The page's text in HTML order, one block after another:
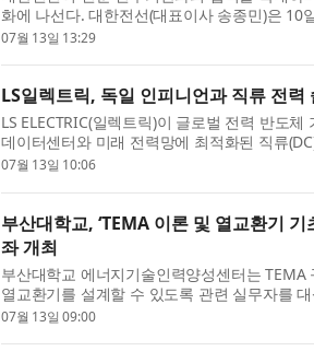
화에 나선다. 대한전선(대표이사 송종민)은 10
교 하이브리드 구조실험센터에서 해저케이블
07월 13일 13:29
LS일렉트릭, 독일 인피니언과 직류 전력
LS ELECTRIC(일렉트릭)이 글로벌 전력 반도
데이터센터와 미래 전력망에 최적화된 직류
벌 시장 공략에 속도를 낸다. LS일렉트릭은 지
07월 13일 10:06
부산대학교, ‘TEMA 이론 및 열교환기 기
좌 개최
부산대학교 에너지기술인력양성센터는 TEMA
열교환기를 설계할 수 있도록 관련 실무자를
설계’, ‘열교환기 상세 설계 및 강도계산 해석’
07월 13일 09:00